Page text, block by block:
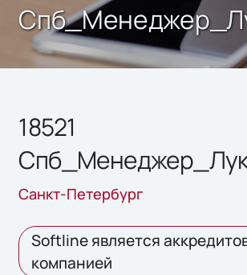
18521
Санкт-Петербург
Softline является
компанией